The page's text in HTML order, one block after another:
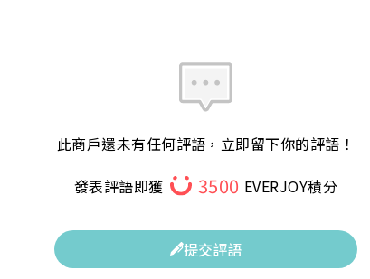
此商戶還未有任何評語，立即留下你的評語！
發表評語即獲
3500 EVERJOY積分
提交評語